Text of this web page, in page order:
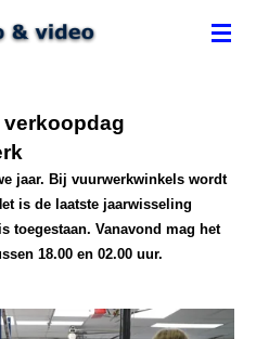
jaar. Bij vuurwerkwinkels wordt
is de laatste jaarwisseling
toegestaan. Vanavond mag het
18.00 en 02.00 uur.